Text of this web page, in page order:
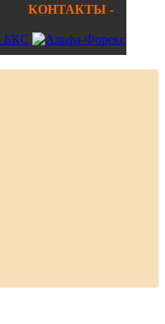
КОНТАКТЫ -